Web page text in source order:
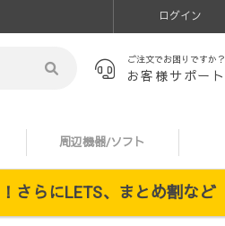
ログイン
ご注文でお困りですか？
お客様サポート
周辺機器/ソフト
さらにLETS、まとめ割など